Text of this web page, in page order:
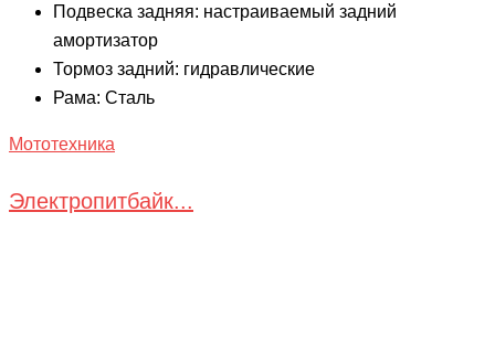
Подвеска задняя: настраиваемый задний
амортизатор
Тормоз задний: гидравлические
Рама: Сталь
Мототехника
Электропитбайк...